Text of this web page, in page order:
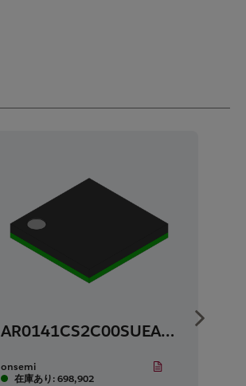
AR0141CS2C00SUEA0-DR
onsemi
在庫あり: 698,902
Show